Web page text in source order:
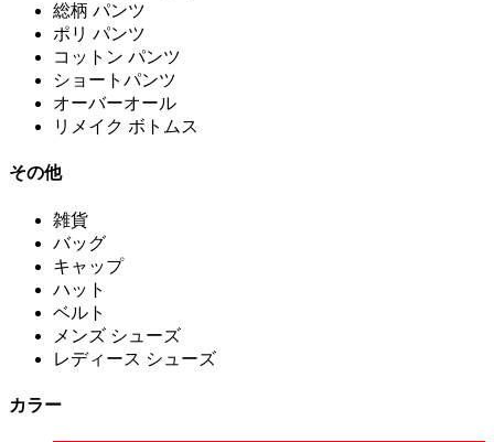
総柄 パンツ
ポリ パンツ
コットン パンツ
ショートパンツ
オーバーオール
リメイク ボトムス
その他
雑貨
バッグ
キャップ
ハット
ベルト
メンズ シューズ
レディース シューズ
カラー